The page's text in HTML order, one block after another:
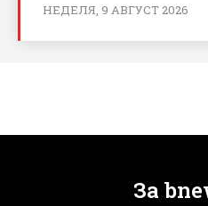
НЕДЕЛЯ, 9 АВГУСТ 2026
За